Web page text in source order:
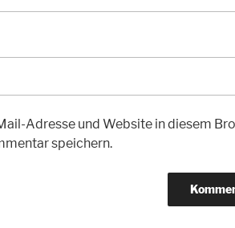
Adresse und Website in diesem
speichern.